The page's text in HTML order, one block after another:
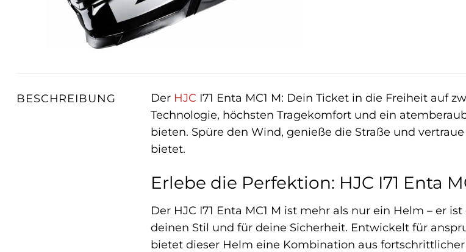
BESCHREIBUNG Der HJC I71 Enta MC1 M: Dein Ticket in die Freiheit auf
Technologie, höchsten Tragekomfort und ein
bieten. Spüre den Wind, genieße die Straße und
bietet.
Erlebe die Perfektion: HJC I71 Enta
Der HJC I71 Enta MC1 M ist mehr als nur ein Helm – er
deinen Stil und für deine Sicherheit. Entwickelt für
bietet dieser Helm eine Kombination aus